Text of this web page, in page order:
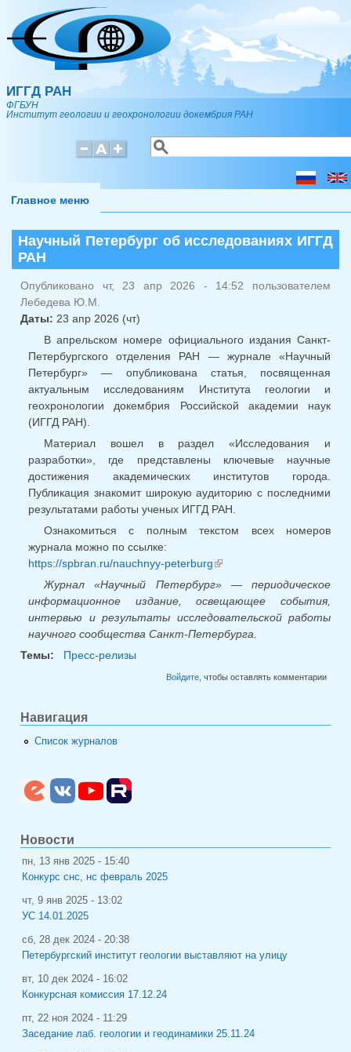
Перейти к основному содержанию
ИГГД РАН
ФГБУН
Институт геологии и геохронологии докембрия РАН
Форма поиска
Поиск
Главное меню
Научный Петербург об исследованиях ИГГД
РАН
Опубликовано чт, 23 апр 2026 - 14:52 пользователем
Лебедева Ю.М.
Даты: 23 апр 2026 (чт)
В апрельском номере официального издания Санкт-
Петербургского отделения РАН — журнале «Научный
Петербург» — опубликована статья, посвященная
актуальным исследованиям Института геологии и
геохронологии докембрия Российской академии наук
(ИГГД РАН).
Материал вошел в раздел «Исследования и
разработки», где представлены ключевые научные
достижения академических институтов города.
Публикация знакомит широкую аудиторию с последними
результатами работы ученых ИГГД РАН.
Ознакомиться с полным текстом всех номеров
журнала можно по ссылке:
https://spbran.ru/nauchnyy-peterburg
Журнал «Научный Петербург» — периодическое
информационное издание, освещающее события,
интервью и результаты исследовательской работы
научного сообщества Санкт-Петербурга.
Темы:
Пресс-релизы
Войдите, чтобы оставлять комментарии
Навигация
Список журналов
Новости
пн, 13 янв 2025 - 15:40
Конкурс снс, нс февраль 2025
чт, 9 янв 2025 - 13:02
УС 14.01.2025
сб, 28 дек 2024 - 20:38
Петербургский институт геологии выставляют на улицу
вт, 10 дек 2024 - 16:02
Конкурсная комиссия 17.12.24
пт, 22 ноя 2024 - 11:29
Заседание лаб. геологии и геодинамики 25.11.24